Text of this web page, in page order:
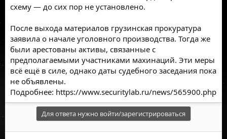
схему — до сих пор не установлено.
После выхода материалов грузинская прокуратура
заявила о начале уголовного производства. Тогда же
были арестованы активы, связанные с
предполагаемыми участниками махинаций. Эти меры
всё ещё в силе, однако даты судебного заседания пока
не объявлены.
Подробнее: https://www.securitylab.ru/news/565900.php
Для ответа нужно войти/зарегистрироваться